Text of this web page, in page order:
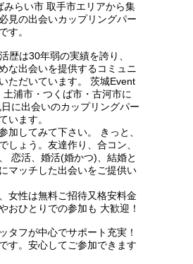
みらい市 取手市エリアから集
見の出会いカップリングパー
す。
歴は30年弱の実績を誇り、
な出会いを提供するコミュニ
ただいています。 茨城Event
土浦市・つくば市・古河市に
に出会いのカップリングパー
います。
加してみて下さい。 きっと、
しょう。友達作り、合コン、
恋活、婚活(婚かつ)、結婚と
マッチした出会いをご提供い
女性は無料ご招待又格安料金
おひとりでの参加も 大歓迎！
タフが中心でサポート充実！
す。安心してご参加できます